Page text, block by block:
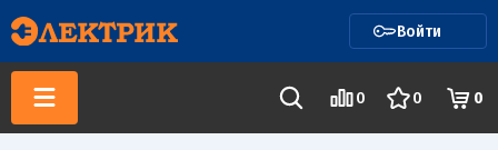
Войти
0 0 0